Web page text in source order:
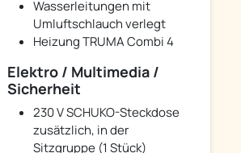
Wasserleitungen mit
Umluftschlauch verlegt
Heizung TRUMA Combi 4
Elektro / Multimedia /
Sicherheit
230 V SCHUKO-Steckdose
zusätzlich, in der
Sitzgruppe (1 Stück)